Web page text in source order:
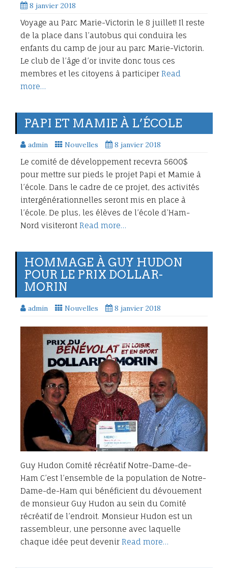
8 janvier 2018
Voyage au Parc Marie-Victorin le 8 juillet! Il reste
de la place dans l’autobus qui conduira les
enfants du camp de jour au parc Marie-Victorin.
Le club de l’âge d’or invite donc tous ces
membres et les citoyens à participer Read
more…
PAPI ET MAMIE À L’ÉCOLE
admin Nouvelles 8 janvier 2018
Le comité de développement recevra 5600$
pour mettre sur pieds le projet Papi et Mamie à
l’école. Dans le cadre de ce projet, des activités
intergénérationnelles seront mis en place à
l’école. De plus, les élèves de l’école d’Ham-
Nord visiteront Read more…
HOMMAGE À GUY HUDON
POUR LE PRIX DOLLAR-
MORIN
admin Nouvelles 8 janvier 2018
Guy Hudon Comité récréatif Notre-Dame-de-
Ham C’est l’ensemble de la population de Notre-
Dame-de-Ham qui bénéficient du dévouement
de monsieur Guy Hudon au sein du Comité
récréatif de l’endroit. Monsieur Hudon est un
rassembleur, une personne avec laquelle
chaque idée peut devenir Read more…